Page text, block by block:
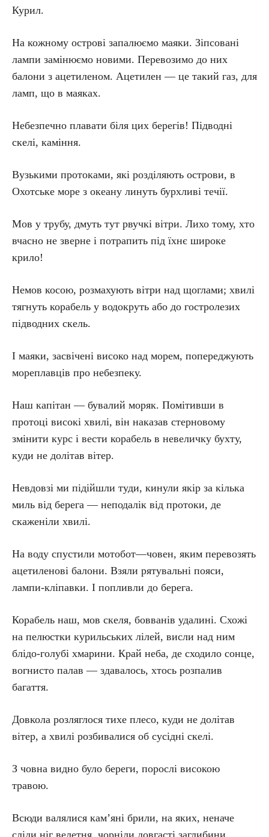
Курил.
На кожному острові запалюємо маяки. Зіпсовані
лампи замінюємо новими. Перевозимо до них
балони з ацетиленом. Ацетилен — це такий газ, для
ламп, що в маяках.
Небезпечно плавати біля цих берегів! Підводні
скелі, каміння.
Вузькими протоками, які розділяють острови, в
Охотське море з океану линуть бурхливі течії.
Мов у трубу, дмуть тут рвучкі вітри. Лихо тому, хто
вчасно не зверне і потрапить під їхнє широке
крило!
Немов косою, розмахують вітри над щоглами; хвилі
тягнуть корабель у водокруть або до гостролезих
підводних скель.
І маяки, засвічені високо над морем, попереджують
мореплавців про небезпеку.
Наш капітан — бувалий моряк. Помітивши в
протоці високі хвилі, він наказав стерновому
змінити курс і вести корабель в невеличку бухту,
куди не долітав вітер.
Невдовзі ми підійшли туди, кинули якір за кілька
миль від берега — неподалік від протоки, де
скаженіли хвилі.
На воду спустили мотобот—човен, яким перевозять
ацетиленові балони. Взяли рятувальні пояси,
лампи-кліпавки. І попливли до берега.
Корабель наш, мов скеля, бовванів удалині. Схожі
на пелюстки курильських лілей, висли над ним
блідо-голубі хмарини. Край неба, де сходило сонце,
вогнисто палав — здавалось, хтось розпалив
багаття.
Довкола розляглося тихе плесо, куди не долітав
вітер, а хвилі розбивалися об сусідні скелі.
З човна видно було береги, порослі високою
травою.
Всюди валялися кам’яні брили, на яких, неначе
сліди ніг велетня, чорніли довгасті заглибини.